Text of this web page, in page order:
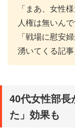
「まあ、女性
人権は無いんで
「戦場に慰安
湧いてくる記事
40代女性部長
た」効果も